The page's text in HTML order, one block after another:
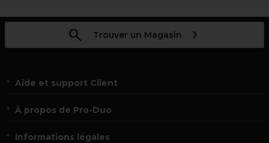
Trouver un Magasin
Aide et support Client
À propos de Pro-Duo
Informations légales